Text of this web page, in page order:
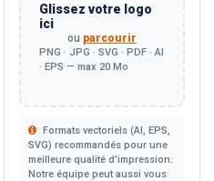
Glissez votre logo
ici
ou parcourir
PNG · JPG · SVG · PDF · AI
· EPS — max 20 Mo
Formats vectoriels (AI, EPS,
SVG) recommandés pour une
meilleure qualité d'impression.
Notre équipe peut aussi vous